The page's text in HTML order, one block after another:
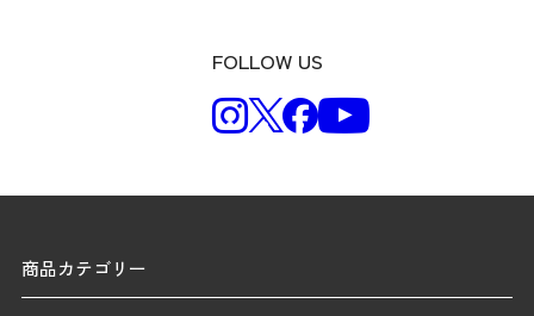
FOLLOW US
商品カテゴリー